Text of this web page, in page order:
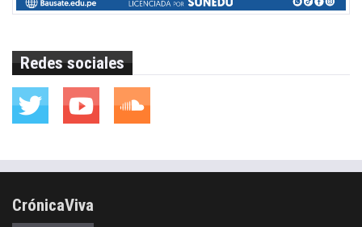
Redes sociales
CrónicaViva